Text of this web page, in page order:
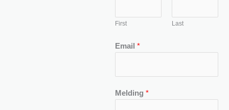
First Last
Email *
Melding *